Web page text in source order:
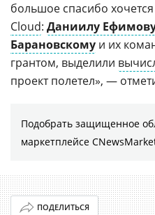
большое спасибо
Cloud: Даниилу
Барановскому и их
грантом, выделили
проект полетел», —
Подобрать защищенное
маркетплейсе
ПОДЕЛИТЬСЯ